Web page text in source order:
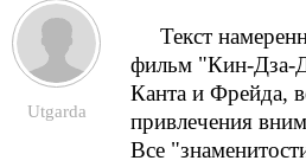
Utgarda
Текст
фильм "Кин-Дза-
Канта и Фрейда,
привлечения
Все